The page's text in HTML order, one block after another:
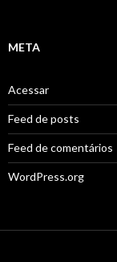
META
Acessar
Feed de posts
Feed de comentários
WordPress.org